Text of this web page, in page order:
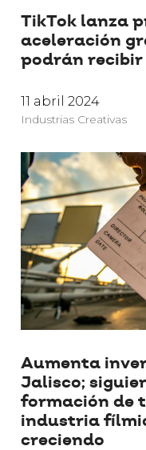
TikTok lanza
aceleración
podrán recibir
11 abril 2024
Industrias Creativas
Aumenta
Jalisco;
formación de
industria
creciendo